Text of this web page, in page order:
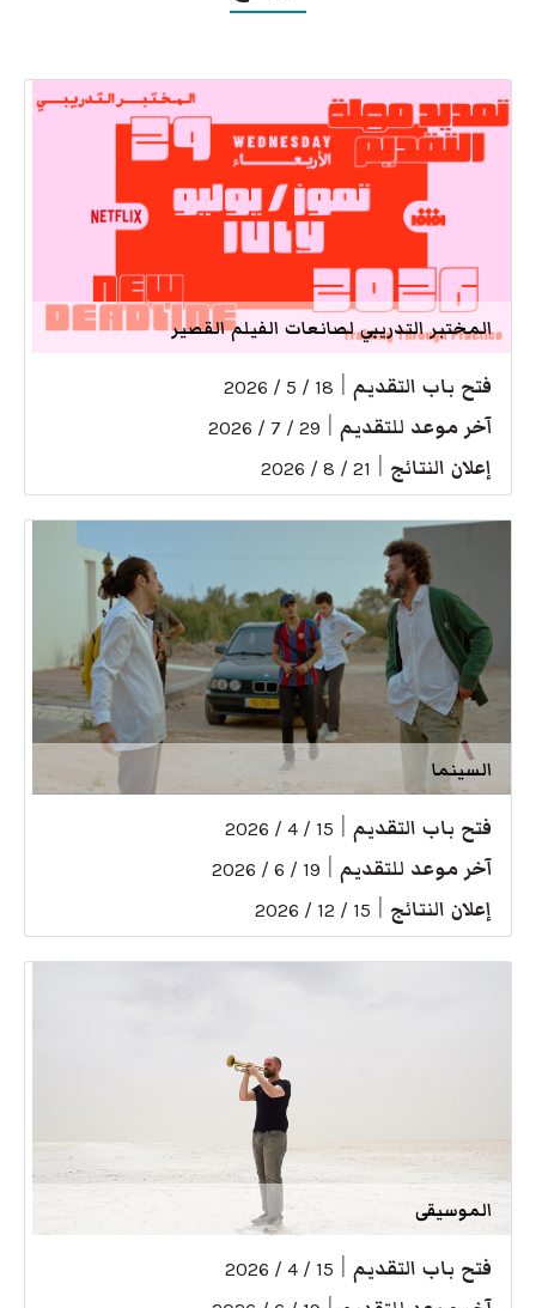
المختبر التدريبي لصانعات الفيلم القصير
فتح باب التقديم 18 / 5 / 2026
آخر موعد للتقديم 29 / 7 / 2026
إعلان النتائج 21 / 8 / 2026
السينما
فتح باب التقديم 15 / 4 / 2026
آخر موعد للتقديم 19 / 6 / 2026
إعلان النتائج 15 / 12 / 2026
الموسيقى
فتح باب التقديم 15 / 4 / 2026